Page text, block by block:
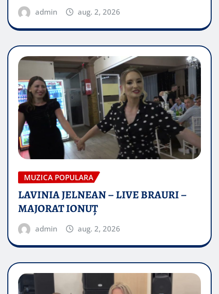
admin aug. 2, 2026
MUZICA POPULARA
LAVINIA JELNEAN – LIVE BRAURI –
MAJORAT IONUŢ
admin aug. 2, 2026